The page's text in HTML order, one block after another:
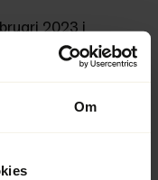
Om
2023 i
2023